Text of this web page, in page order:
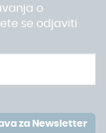
o
se odjaviti
za Newsletter